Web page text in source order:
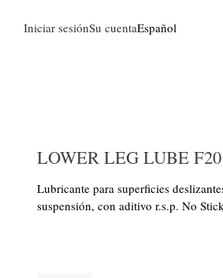
Iniciar sesiónSu cuentaEspañol
LOWER LEG LUBE
Lubricante para superficies
suspensión, con aditivo r.s.p. No